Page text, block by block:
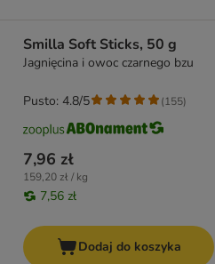
Smilla Soft Sticks, 50 g
Jagnięcina i owoc czarnego bzu
7,96 zł
159,20 zł / kg
7,56 zł
Pusto: 4.8/5 (155)
Dodaj do koszyka